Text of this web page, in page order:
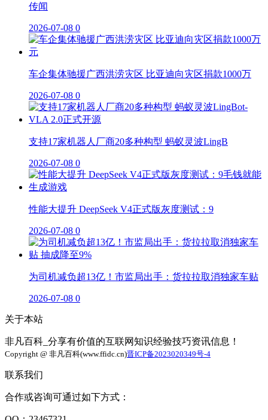
传闻
2026-07-08 0
车企集体驰援广西洪涝灾区 比亚迪向灾区捐款1000万
2026-07-08 0
支持17家机器人厂商20多种构型 蚂蚁灵波LingB
2026-07-08 0
性能大提升 DeepSeek V4正式版灰度测试：9
2026-07-08 0
为司机减负超13亿！市监局出手：货拉拉取消独家车贴
2026-07-08 0
关于本站
非凡百科_分享有价值的互联网知识经验技巧资讯信息！
Copyright @ 非凡百科(www.ffidc.cn)晋ICP备2023020349号-4
联系我们
合作或咨询可通过如下方式：